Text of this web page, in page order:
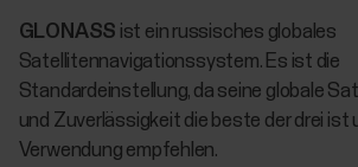
GLONASS ist ein russisches globales
Satellitennavigationssystem. Es ist die
Standardeinstellung, da seine globale
und Zuverlässigkeit die beste der drei ist
Verwendung empfehlen.